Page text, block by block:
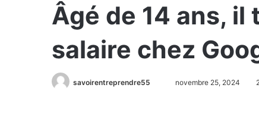
Âgé de 14 ans, il
salaire chez
savoirentreprendre55 novembre 25, 2024